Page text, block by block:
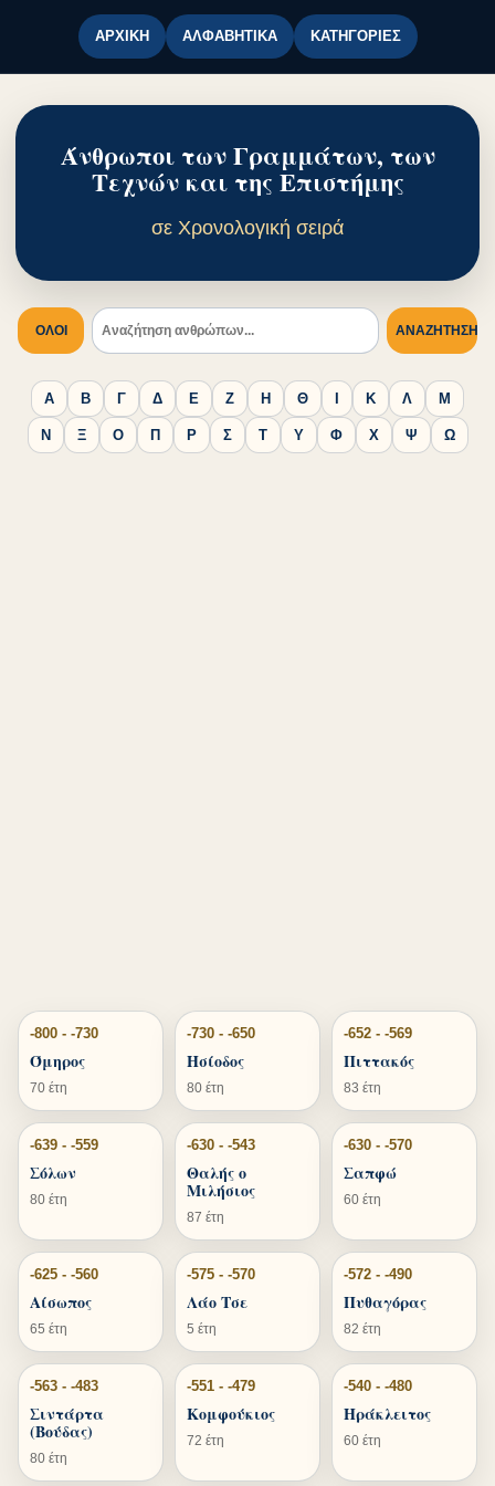
ΑΡΧΙΚΉ ΑΛΦΑΒΗΤΙΚΆ ΚΑΤΗΓΟΡΊΕΣ
Άνθρωποι των Γραμμάτων, των
Τεχνών και της Επιστήμης
σε Χρονολογική σειρά
ΟΛΟΙ ΑΝΑΖΉΤΗΣΗ
Α Β Γ Δ Ε Ζ Η Θ Κ Λ Μ
Ν Ξ Ο Π Ρ Σ Τ Υ Φ Χ Ψ Ω
-800 - -730
Όμηρος
70 έτη
-730 - -650
Ησίοδος
80 έτη
-652 - -569
Πιττακός
83 έτη
-639 - -559
Σόλων
80 έτη
-630 - -543
Θαλής ο
Μιλήσιος
87 έτη
-630 - -570
Σαπφώ
60 έτη
-625 - -560
Αίσωπος
65 έτη
-575 - -570
Λάο Τσε
5 έτη
-572 - -490
Πυθαγόρας
82 έτη
-563 - -483
Σιντάρτα
(Βούδας)
80 έτη
-551 - -479
Κομφούκιος
72 έτη
-540 - -480
Ηράκλειτος
60 έτη